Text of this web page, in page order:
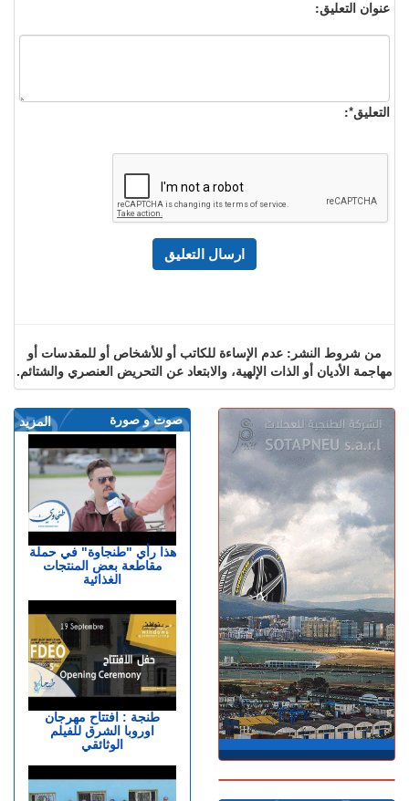
عنوان التعليق:
التعليق*:
من شروط النشر: عدم الإساءة للكاتب أو للأشخاص أو للمقدسات أو
مهاجمة الأديان أو الذات الإلهية، والابتعاد عن التحريض العنصري والشتائم.
المزيد صوت و صورة
هذا رأي "طنجاوة" في حملة
مقاطعة بعض المنتجات
الغذائية
طنجة : افتتاح مهرجان
اوروبا الشرق للفيلم
الوثائقي